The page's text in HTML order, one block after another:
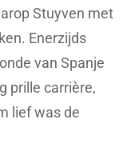
Stuyven met
Enerzijds
van Spanje
prille carrière,
lief was de